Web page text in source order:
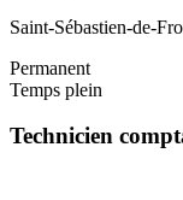
Saint-Sébastien-de-
Permanent
Temps plein
Technicien